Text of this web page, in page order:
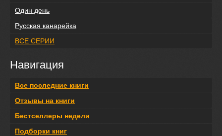
Один день
Русская канарейка
ВСЕ СЕРИИ
Навигация
Все последние книги
Отзывы на книги
Бестселлеры недели
Подборки книг